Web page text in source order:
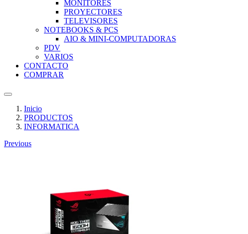
MONITORES
PROYECTORES
TELEVISORES
NOTEBOOKS & PCS
AIO & MINI-COMPUTADORAS
PDV
VARIOS
CONTACTO
COMPRAR
Inicio
PRODUCTOS
INFORMATICA
Previous